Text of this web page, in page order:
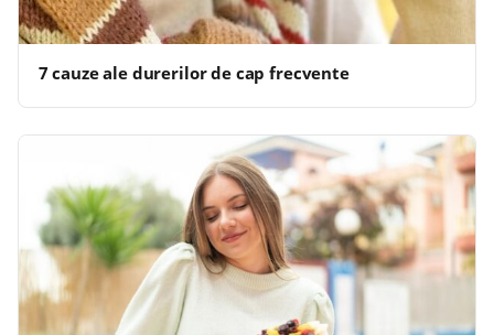
7 cauze ale durerilor de cap frecvente